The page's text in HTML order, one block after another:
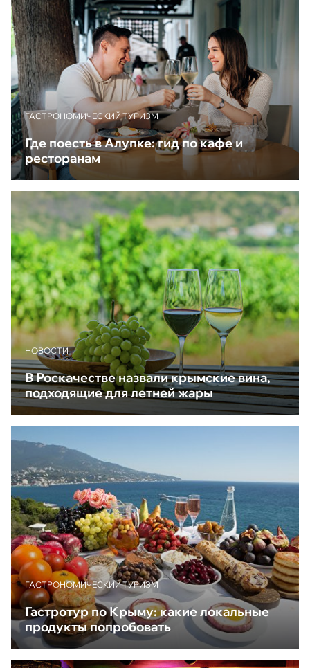
ГАСТРОНОМИЧЕСКИЙ ТУРИЗМ
Где поесть в Алупке: гид по кафе и
ресторанам
НОВОСТИ
В Роскачестве назвали крымские вина,
подходящие для летней жары
ГАСТРОНОМИЧЕСКИЙ ТУРИЗМ
Гастротур по Крыму: какие локальные
продукты попробовать